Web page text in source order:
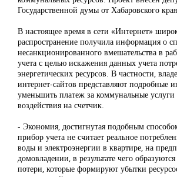
Государственной думы от Хабаровского
В настоящее время в сети «Интернет»
распространение получила информация о
несанкционированного вмешательства в
учета с целью искажения данных учета
энергетических ресурсов. В частности,
интернет-сайтов представляют подробные
уменьшить платеж за коммунальные услуги
воздействия на счетчик.
- Экономия, достигнутая подобным
прибор учета не считает реальное
воды и электроэнергии в квартире, на
домовладении, в результате чего
потери, которые формируют убытки